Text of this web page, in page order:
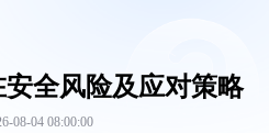
全风险及应对策略
08-04 08:00:00